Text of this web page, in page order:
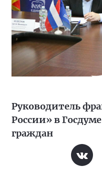
Руководитель
России» в
граждан